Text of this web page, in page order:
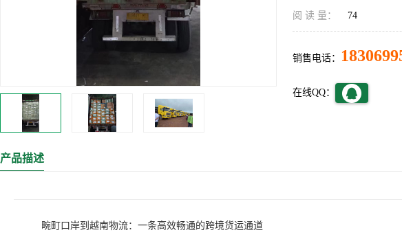
阅 读 量： 74
销售电话：
在线QQ：
产品描述
畹町口岸到越南物流：一条高效畅通的跨境货运通道